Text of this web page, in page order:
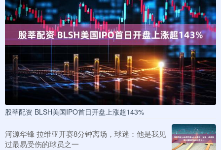
股莘配资 BLSH美国IPO首日开盘上涨超143%
河源华锋 拉维亚开赛8分钟离场，球迷：他是我见
过最易受伤的球员之一